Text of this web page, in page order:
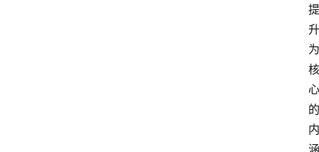
提
升
为
核
心
的
内
涵